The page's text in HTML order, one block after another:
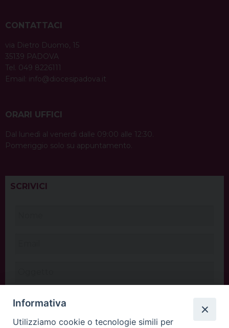
CONTATTACI
via Dietro Duomo, 15
35139 PADOVA
Tel. 049 8226111
Email: info@diocesipadova.it
ORARI UFFICI
Dal lunedì al venerdì dalle 09:00 alle 12:30.
Pomeriggio solo su appuntamento.
SCRIVICI
Informativa
Utilizziamo cookie o tecnologie simili per